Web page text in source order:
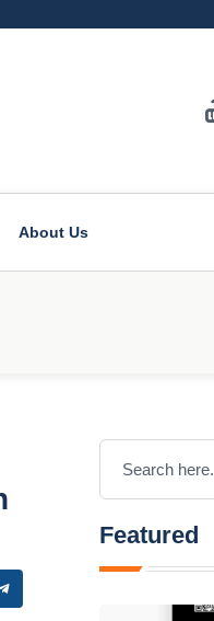
About Us
Featured